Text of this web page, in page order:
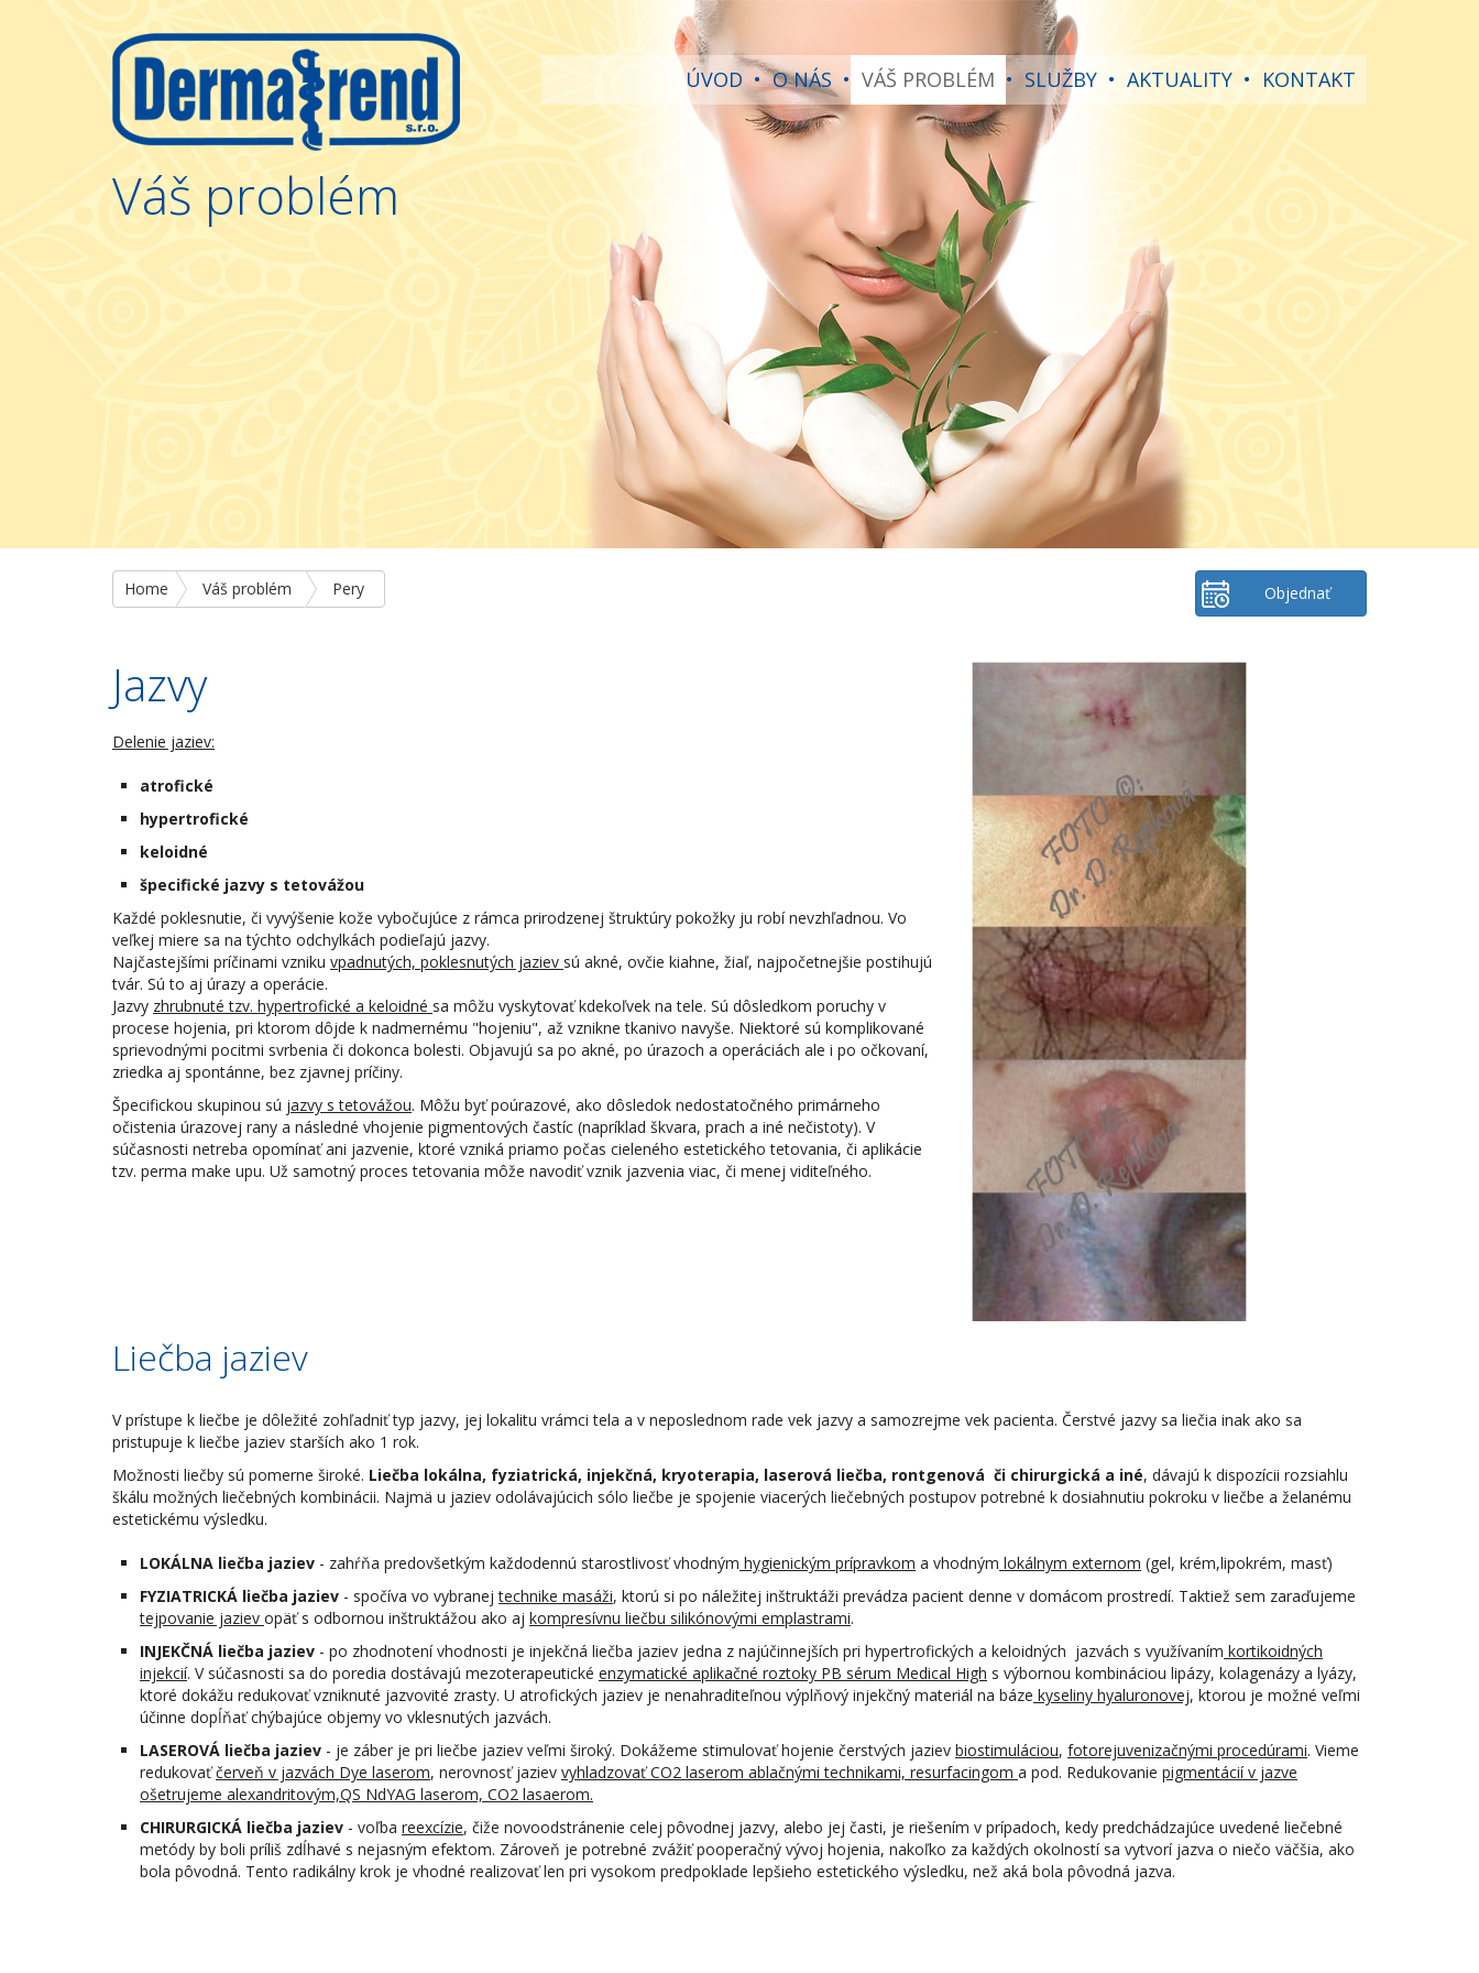
ÚVOD • O NÁS • VÁŠ PROBLÉM • SLUŽBY • AKTUALITY • KONTAKT
Váš problém
Home Váš problém Pery Objednať
Jazvy
Delenie jaziev:
atrofické
hypertrofické
keloidné
špecifické jazvy s tetovážou
Každé poklesnutie, či vyvýšenie kože vybočujúce z rámca prirodzenej štruktúry pokožky ju robí nevzhľadnou. Vo
veľkej miere sa na týchto odchylkách podieľajú jazvy.
Najčastejšími príčinami vzniku vpadnutých, poklesnutých jaziev sú akné, ovčie kiahne, žiaľ, najpočetnejšie postihujú
tvár. Sú to aj úrazy a operácie.
Jazvy zhrubnuté tzv. hypertrofické a keloidné sa môžu vyskytovať kdekoľvek na tele. Sú dôsledkom poruchy v
procese hojenia, pri ktorom dôjde k nadmernému "hojeniu", až vznikne tkanivo navyše. Niektoré sú komplikované
sprievodnými pocitmi svrbenia či dokonca bolesti. Objavujú sa po akné, po úrazoch a operáciách ale i po očkovaní,
zriedka aj spontánne, bez zjavnej príčiny.
Špecifickou skupinou sú jazvy s tetovážou. Môžu byť poúrazové, ako dôsledok nedostatočného primárneho
očistenia úrazovej rany a následné vhojenie pigmentových častíc (napríklad škvara, prach a iné nečistoty). V
súčasnosti netreba opomínať ani jazvenie, ktoré vzniká priamo počas cieleného estetického tetovania, či aplikácie
tzv. perma make upu. Už samotný proces tetovania môže navodiť vznik jazvenia viac, či menej viditeľného.
Liečba jaziev
V prístupe k liečbe je dôležité zohľadniť typ jazvy, jej lokalitu vrámci tela a v neposlednom rade vek jazvy a samozrejme vek pacienta. Čerstvé jazvy sa liečia inak ako sa
pristupuje k liečbe jaziev starších ako 1 rok.
Možnosti liečby sú pomerne široké. Liečba lokálna, fyziatrická, injekčná, kryoterapia, laserová liečba, rontgenová či chirurgická a iné, dávajú k dispozícii rozsiahlu
škálu možných liečebných kombinácii. Najmä u jaziev odolávajúcich sólo liečbe je spojenie viacerých liečebných postupov potrebné k dosiahnutiu pokroku v liečbe a želanému
estetickému výsledku.
LOKÁLNA liečba jaziev - zahŕňa predovšetkým každodennú starostlivosť vhodným hygienickým prípravkom a vhodným lokálnym externom (gel, krém,lipokrém, masť)
FYZIATRICKÁ liečba jaziev - spočíva vo vybranejtechnike masáži, ktorú si po náležitej inštruktáži prevádza pacient denne v domácom prostredí. Taktiež sem zaraďujeme
tejpovanie jaziev opäť s odbornou inštruktážou ako aj kompresívnu liečbu silikónovými emplastrami.
INJEKČNÁ liečba jaziev - po zhodnotení vhodnosti je injekčná liečba jaziev jedna z najúčinnejších pri hypertrofických a keloidných jazvách s využívaním kortikoidných
injekcií. V súčasnosti sa do poredia dostávajú mezoterapeutické enzymatické aplikačné roztoky PB sérum Medical High s výbornou kombináciou lipázy, kolagenázy a lyázy,
ktoré dokážu redukovať vzniknuté jazvovité zrasty. U atrofických jaziev je nenahraditeľnou výplňový injekčný materiál na báze kyseliny hyaluronovej, ktorou je možné veľmi
účinne dopĺňať chýbajúce objemy vo vklesnutých jazvách.
LASEROVÁ liečba jaziev - je záber je pri liečbe jaziev veľmi široký. Dokážeme stimulovať hojenie čerstvých jaziev biostimuláciou, fotorejuvenizačnými procedúrami. Vieme
redukovaťčerveň v jazvách Dye laserom, nerovnosť jaziev vyhladzovať CO2 laserom ablačnými technikami, resurfacingom a pod. Redukovanie pigmentácií v jazve
ošetrujeme alexandritovým,QS NdYAG laserom, CO2 lasaerom.
CHIRURGICKÁ liečba jaziev - voľba reexcízie, čiže novoodstránenie celej pôvodnej jazvy, alebo jej časti, je riešením v prípadoch, kedy predchádzajúce uvedené liečebné
metódy by boli príliš zdĺhavé s nejasným efektom. Zároveň je potrebné zvážiť pooperačný vývoj hojenia, nakoľko za každých okolností sa vytvorí jazva o niečo väčšia, ako
bola pôvodná. Tento radikálny krok je vhodné realizovať len pri vysokom predpoklade lepšieho estetického výsledku, než aká bola pôvodná jazva.